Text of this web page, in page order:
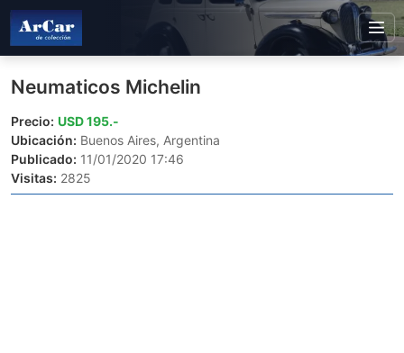
Neumaticos Michelin
Precio: USD 195.-
Ubicación: Buenos Aires, Argentina
Publicado: 11/01/2020 17:46
Visitas: 2825